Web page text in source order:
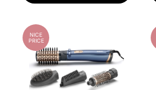
NICE
PRICE